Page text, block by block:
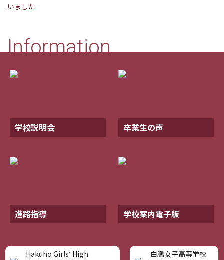
いました
Information
学校説明会 卒業生の声
進路指導 学校案内電子版
Hakuho Girls’ High
白鵬女子高等学校